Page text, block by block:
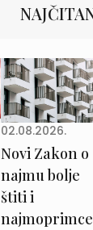
02.08.2026.
Novi Zakon o
najmu bolje
štiti i